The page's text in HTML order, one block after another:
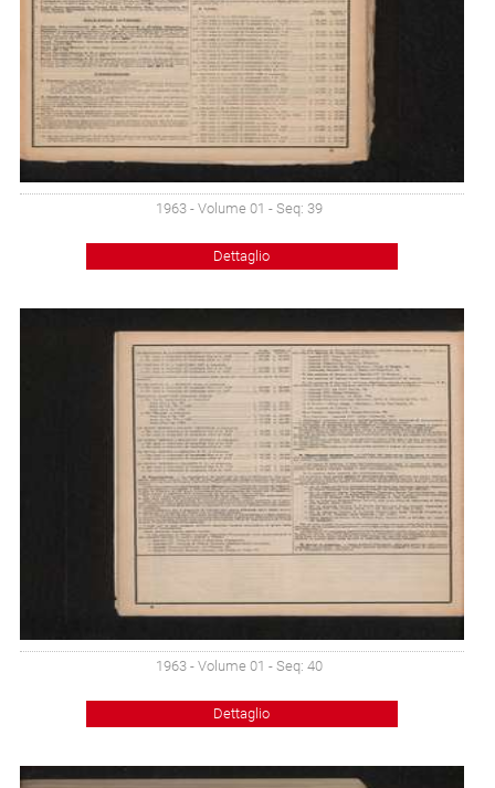
1963 - Volume 01 - Seq: 39
Dettaglio
1963 - Volume 01 - Seq: 40
Dettaglio